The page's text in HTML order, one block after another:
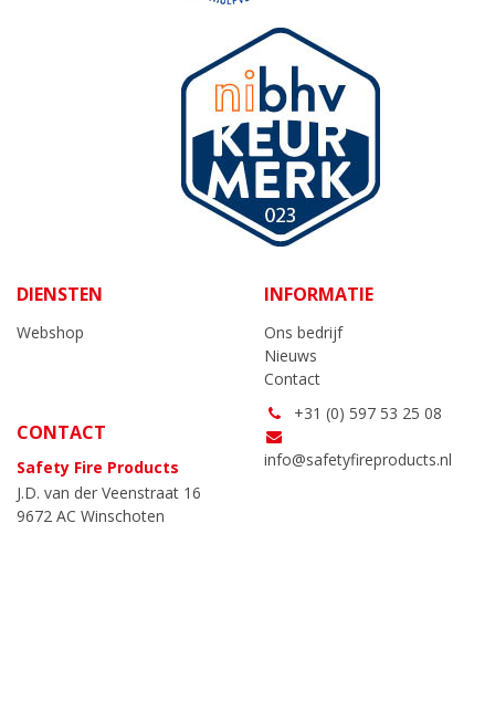
DIENSTEN
Webshop
INFORMATIE
Ons bedrijf
Nieuws
Contact
CONTACT
Safety Fire Products
J.D. van der Veenstraat 16
9672 AC Winschoten
+31 (0) 597 53 25 08
info@safetyfireproducts.nl